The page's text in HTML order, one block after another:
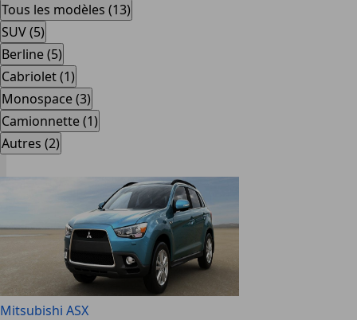
Tous les modèles (13)
SUV (5)
Berline (5)
Cabriolet (1)
Monospace (3)
Camionnette (1)
Autres (2)
Mitsubishi ASX